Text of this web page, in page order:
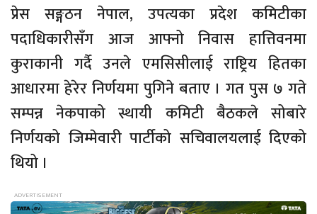
प्रेस सङ्गठन नेपाल, उपत्यका प्रदेश कमिटीका
पदाधिकारीसँग आज आफ्नो निवास हात्तिवनमा
कुराकानी गर्दै उनले एमसिसीलाई राष्ट्रिय हितका
आधारमा हेरेर निर्णयमा पुगिने बताए । गत पुस ७ गते
सम्पन्न नेकपाको स्थायी कमिटी बैठकले सोबारे
निर्णयको जिम्मेवारी पार्टीको सचिवालयलाई दिएको
थियो ।